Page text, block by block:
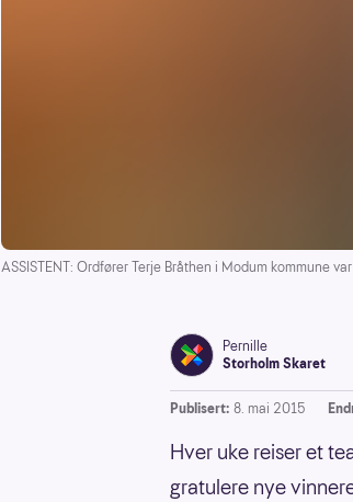
ASSISTENT: Ordfører Terje Bråthen i Modum kommune
Pernille
Storholm Skaret
Publisert: 8. mai 2015
Hver uke reiser et
gratulere nye